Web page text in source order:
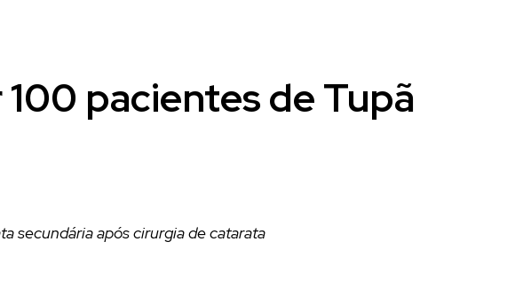
pacientes de Tupã
secundária após cirurgia de catarata